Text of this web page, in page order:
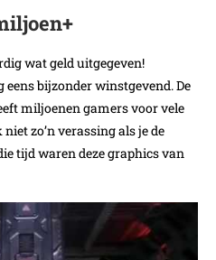
wat geld uitgegeven!
bijzonder winstgevend. De
miljoenen gamers voor vele
zo’n verassing als je de
tijd waren deze graphics van